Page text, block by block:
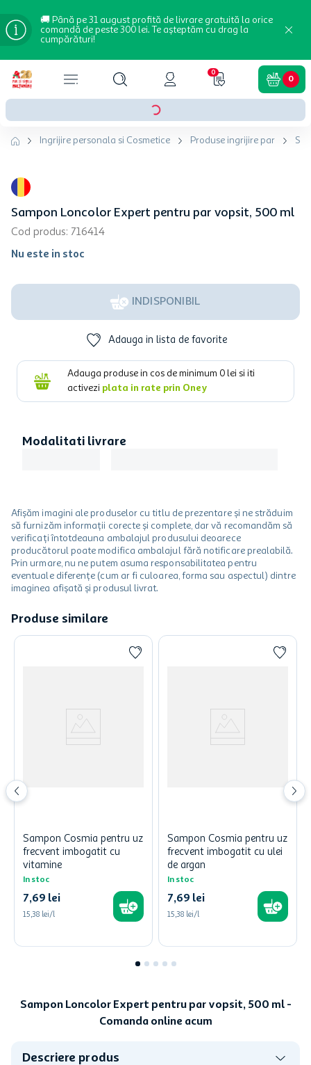
🚚 Până pe 31 august profită de livrare gratuită la orice
comandă de peste 300 lei. Te așteptăm cu drag la
cumpărături!
0
0
Ingrijire personala si Cosmetice Produse ingrijire par
Sampon Loncolor Expert pentru par vopsit, 500 ml
Cod produs: 716414
Nu este in stoc
INDISPONIBIL
Adauga in lista de favorite
Adauga produse in cos de minimum 0 lei si iti
activezi plata in rate prin Oney
Modalitati livrare
Afișăm imagini ale produselor cu titlu de prezentare și ne străduim
să furnizăm informații corecte și complete, dar vă recomandăm să
verificați întotdeauna ambalajul produsului deoarece
producătorul poate modifica ambalajul fără notificare prealabilă.
Prin urmare, nu ne putem asuma responsabilitatea pentru
eventuale diferențe (cum ar fi culoarea, forma sau aspectul) dintre
imaginea afișată și produsul livrat.
Produse similare
Sampon Cosmia pentru uz
frecvent imbogatit cu
vitamine
In stoc
7,69 lei
15,38 lei/l
Sampon Cosmia pentru uz
frecvent imbogatit cu ulei
de argan
In stoc
7,69 lei
15,38 lei/l
Sampon Loncolor Expert pentru par vopsit, 500 ml -
Comanda online acum
Descriere produs